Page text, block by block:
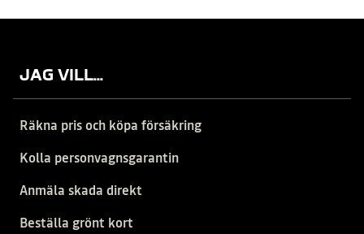
JAG VILL...
Räkna pris och köpa försäkring
Kolla personvagnsgarantin
Anmäla skada direkt
Beställa grönt kort